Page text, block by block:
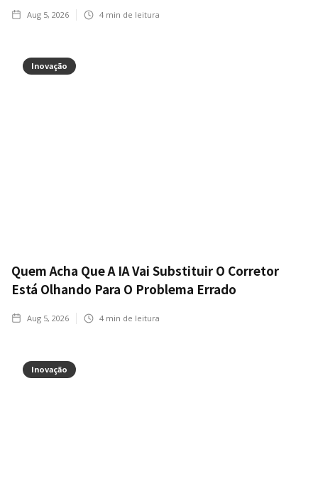
Aug 5, 2026 4 min de leitura
Inovação
Quem Acha Que A IA Vai Substituir O Corretor
Está Olhando Para O Problema Errado
Aug 5, 2026 4 min de leitura
Inovação